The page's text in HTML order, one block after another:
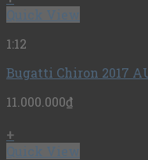
Quick View
1:12
Bugatti Chiron 2017
11.000.000₫
+
Quick View